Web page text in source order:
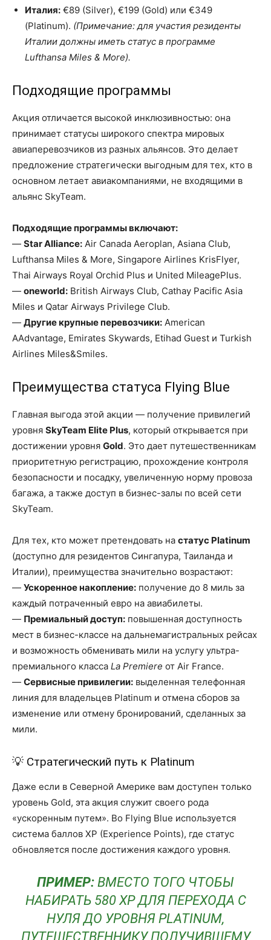
Италия: €89 (Silver), €199 (Gold) или €349
(Platinum). (Примечание: для участия резиденты
Италии должны иметь статус в программе
Lufthansa Miles & More).
Подходящие программы
Акция отличается высокой инклюзивностью: она
принимает статусы широкого спектра мировых
авиаперевозчиков из разных альянсов. Это делает
предложение стратегически выгодным для тех, кто в
основном летает авиакомпаниями, не входящими в
альянс SkyTeam.
Подходящие программы включают:
— Star Alliance: Air Canada Aeroplan, Asiana Club,
Lufthansa Miles & More, Singapore Airlines KrisFlyer,
Thai Airways Royal Orchid Plus и United MileagePlus.
— oneworld: British Airways Club, Cathay Pacific Asia
Miles и Qatar Airways Privilege Club.
— Другие крупные перевозчики: American
AAdvantage, Emirates Skywards, Etihad Guest и Turkish
Airlines Miles&Smiles.
Преимущества статуса Flying Blue
Главная выгода этой акции — получение привилегий
уровня SkyTeam Elite Plus, который открывается при
достижении уровня Gold. Это дает путешественникам
приоритетную регистрацию, прохождение контроля
безопасности и посадку, увеличенную норму провоза
багажа, а также доступ в бизнес-залы по всей сети
SkyTeam.
Для тех, кто может претендовать на статус Platinum
(доступно для резидентов Сингапура, Таиланда и
Италии), преимущества значительно возрастают:
— Ускоренное накопление: получение до 8 миль за
каждый потраченный евро на авиабилеты.
— Премиальный доступ: повышенная доступность
мест в бизнес-классе на дальнемагистральных рейсах
и возможность обменивать мили на услугу ультра-
премиального класса La Premiere от Air France.
— Сервисные привилегии: выделенная телефонная
линия для владельцев Platinum и отмена сборов за
изменение или отмену бронирований, сделанных за
мили.
💡 Стратегический путь к Platinum
Даже если в Северной Америке вам доступен только
уровень Gold, эта акция служит своего рода
«ускоренным путем». Во Flying Blue используется
система баллов XP (Experience Points), где статус
обновляется после достижения каждого уровня.
ПРИМЕР: ВМЕСТО ТОГО ЧТОБЫ
НАБИРАТЬ 580 XP ДЛЯ ПЕРЕХОДА С
НУЛЯ ДО УРОВНЯ PLATINUM,
ПУТЕШЕСТВЕННИКУ, ПОЛУЧИВШЕМУ